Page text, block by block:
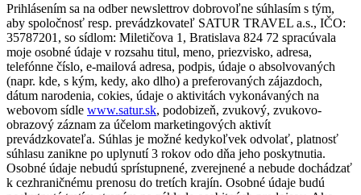
Prihlásením sa na odber newslettrov dobrovoľne súhlasím s tým,
aby spoločnosť resp. prevádzkovateľ SATUR TRAVEL a.s., IČO:
35787201, so sídlom: Miletičova 1, Bratislava 824 72 spracúvala
moje osobné údaje v rozsahu titul, meno, priezvisko, adresa,
telefónne číslo, e-mailová adresa, podpis, údaje o absolvovaných
(napr. kde, s kým, kedy, ako dlho) a preferovaných zájazdoch,
dátum narodenia, cokies, údaje o aktivitách vykonávaných na
webovom sídle www.satur.sk, podobizeň, zvukový, zvukovo-
obrazový záznam za účelom marketingových aktivít
prevádzkovateľa. Súhlas je možné kedykoľvek odvolať, platnosť
súhlasu zanikne po uplynutí 3 rokov odo dňa jeho poskytnutia.
Osobné údaje nebudú sprístupnené, zverejnené a nebude dochádzať
k cezhraničnému prenosu do tretích krajín. Osobné údaje budú